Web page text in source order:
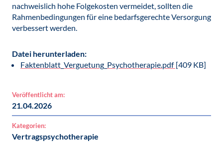
nachweislich hohe Folgekosten vermeidet, sollten die
Rahmenbedingungen für eine bedarfsgerechte Versorgung
verbessert werden.
Datei herunterladen:
Faktenblatt_Verguetung_Psychotherapie.pdf [409 KB]
Veröffentlicht am:
21.04.2026
Kategorien:
Vertragspsychotherapie